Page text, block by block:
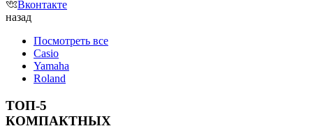
Вконтакте
назад
Посмотреть все
Casio
Yamaha
Roland
ТОП-5
КОМПАКТНЫХ